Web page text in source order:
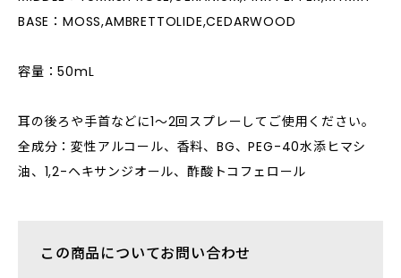
BASE：MOSS,AMBRETTOLIDE,CEDARWOOD
容量：50mL
耳の後ろや手首などに1〜2回スプレーしてご使用ください。
全成分：変性アルコール、香料、BG、PEG-40水添ヒマシ
油、1,2-ヘキサンジオール、酢酸トコフェロール
この商品についてお問い合わせ